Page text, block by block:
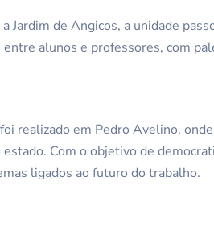
Jardim de Angicos, a unidade
alunos e professores, com
realizado em Pedro Avelino,
Com o objetivo de
ligados ao futuro do trabalho.